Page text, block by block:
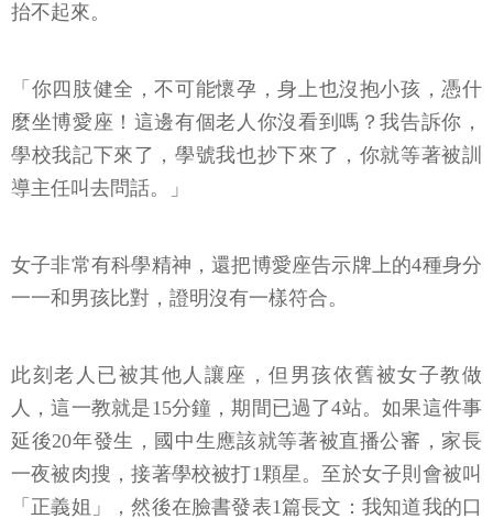
抬不起來。
「你四肢健全，不可能懷孕，身上也沒抱小孩，憑什
麼坐博愛座！這邊有個老人你沒看到嗎？我告訴你，
學校我記下來了，學號我也抄下來了，你就等著被訓
導主任叫去問話。」
女子非常有科學精神，還把博愛座告示牌上的4種身分
一一和男孩比對，證明沒有一樣符合。
此刻老人已被其他人讓座，但男孩依舊被女子教做
人，這一教就是15分鐘，期間已過了4站。如果這件事
延後20年發生，國中生應該就等著被直播公審，家長
一夜被肉搜，接著學校被打1顆星。至於女子則會被叫
「正義姐」，然後在臉書發表1篇長文：我知道我的口